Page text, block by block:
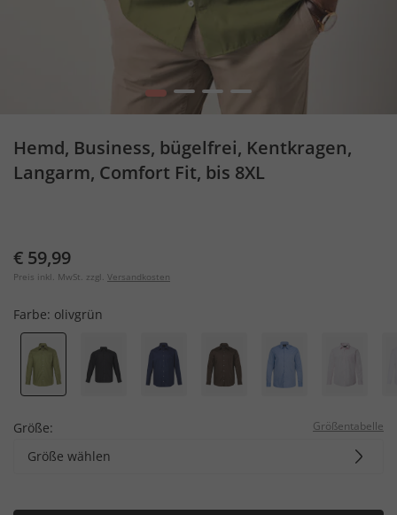
1 2 4
Hemd, Business, bügelfrei, Kentkragen,
Langarm, Comfort Fit, bis 8XL
€ 59,99
Preis inkl. MwSt. zzgl. Versandkosten
Farbe: olivgrün
Größe: Größentabelle
Größe wählen